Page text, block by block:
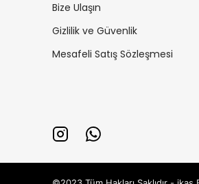
Bize Ulaşın
Gizlilik ve Güvenlik
Mesafeli Satış Sözleşmesi